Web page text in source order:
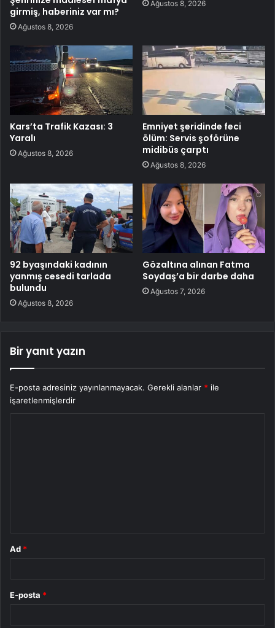
girmiş, haberiniz var mı?
Ağustos 8, 2026
Ağustos 8, 2026
Kars’ta Trafik Kazası: 3
Yaralı
Ağustos 8, 2026
Emniyet şeridinde feci
ölüm: Servis şoförüne
midibüs çarptı
Ağustos 8, 2026
92 byaşındaki kadının
yanmış cesedi tarlada
bulundu
Ağustos 8, 2026
Gözaltına alınan Fatma
Soydaş’a bir darbe daha
Ağustos 7, 2026
Bir yanıt yazın
E-posta adresiniz yayınlanmayacak. Gerekli alanlar * ile
işaretlenmişlerdir
Ad *
E-posta *